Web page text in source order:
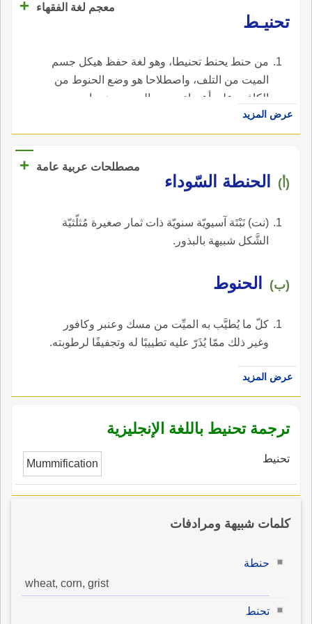
معجم لغة الفقهاء
+
تحنيـط
من حنط يحنط تحنيطا، وهو لغة حفظ هيكل جسم
الميت من التلف، واصطلاحا هو وضع الحنوط من
الكافور على أعضاء سجود الميت، وهو واجب
كفائي على المسلمين.عرض المزيد
مصطلحات عربية عامة +
(أ) الحنطة السّوداء
(نت) نَبْتَة آسيويّة سنويّة ذات ثمار صغيرة مُثلّثيّة
الشَّكل شبيهة بالبذور.
(ب) الحنوط
كلّ ما يُطيَّب به الميِّت من مسك وعنبر وكافور
وغير ذلك ممّا يُذَرّ عليه تطييبًا له وتجفيفًا لرطوبته.
عرض المزيد
ترجمة تحنيط باللغة الإنجليزية
تحنيط Mummification
كلمات شبيهة ومرادفات
حنطة
wheat, corn, grist
تحنط